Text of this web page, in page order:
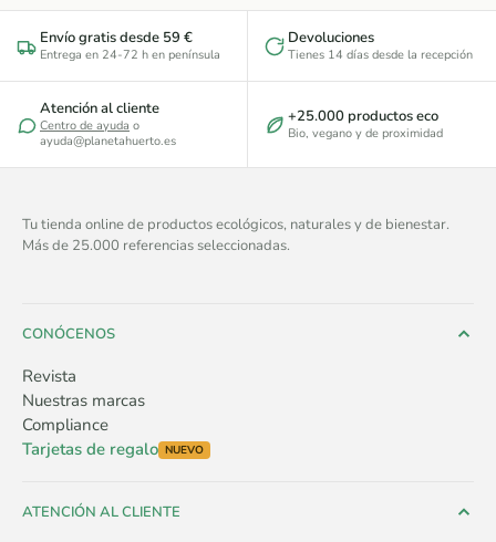
Envío gratis desde 59 €
Entrega en 24-72 h en península
Devoluciones
Tienes 14 días desde la recepción
Atención al cliente
Centro de ayuda o
ayuda@planetahuerto.es
+25.000 productos eco
Bio, vegano y de proximidad
Tu tienda online de productos ecológicos, naturales y de bienestar.
Más de 25.000 referencias seleccionadas.
CONÓCENOS
Revista
Nuestras marcas
Compliance
Tarjetas de regalo NUEVO
ATENCIÓN AL CLIENTE